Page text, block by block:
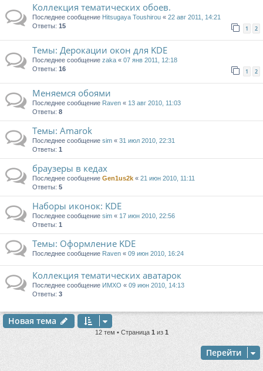
Коллекция тематических обоев.
Последнее сообщение Hitsugaya Toushirou « 22 авг 2011, 14:21
Ответы: 15 1 2
Темы: Дерокации окон для KDE
Последнее сообщение zaka « 07 янв 2011, 12:18
Ответы: 16 1 2
Меняемся обоями
Последнее сообщение Raven « 13 авг 2010, 11:03
Ответы: 8
Tемы: Amarok
Последнее сообщение sim « 31 июл 2010, 22:31
Ответы: 1
браузеры в кедах
Последнее сообщение Gen1us2k « 21 июн 2010, 11:11
Ответы: 5
Наборы иконок: KDE
Последнее сообщение sim « 17 июн 2010, 22:56
Ответы: 1
Темы: Оформление KDE
Последнее сообщение Raven « 09 июн 2010, 16:24
Коллекция тематических аватарок
Последнее сообщение ИМХО « 09 июн 2010, 14:13
Ответы: 3
Новая тема
12 тем • Страница 1из 1
Перейти